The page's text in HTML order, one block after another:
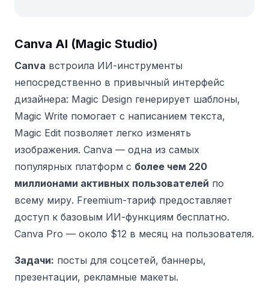
Canva AI (Magic Studio)
Canva встроила ИИ-инструменты
непосредственно в привычный интерфейс
дизайнера: Magic Design генерирует шаблоны,
Magic Write помогает с написанием текста,
Magic Edit позволяет легко изменять
изображения. Canva — одна из самых
популярных платформ с более чем 220
миллионами активных пользователей по
всему миру. Freemium-тариф предоставляет
доступ к базовым ИИ-функциям бесплатно.
Canva Pro — около $12 в месяц на пользователя.
Задачи: посты для соцсетей, баннеры,
презентации, рекламные макеты.